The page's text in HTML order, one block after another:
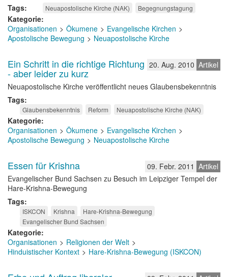
Tags
Neuapostolische Kirche (NAK) Begegnungstagung
Kategorie
Organisationen
Ökumene
Evangelische Kirchen
Apostolische Bewegung
Neuapostolische Kirche
Artikel
20. Aug. 2010
Ein Schritt in die richtige Richtung
- aber leider zu kurz
Neuapostolische Kirche veröffentlicht neues Glaubensbekenntnis
Tags
Glaubensbekenntnis Reform Neuapostolische Kirche (NAK)
Kategorie
Organisationen
Ökumene
Evangelische Kirchen
Apostolische Bewegung
Neuapostolische Kirche
Artikel
09. Febr. 2011
Essen für Krishna
Evangelischer Bund Sachsen zu Besuch im Leipziger Tempel der
Hare-Krishna-Bewegung
Tags
ISKCON Krishna
Hare-Krishna-Bewegung
Evangelischer Bund Sachsen
Kategorie
Organisationen
Religionen der Welt
Hinduistischer Kontext
Hare-Krishna-Bewegung (ISKCON)